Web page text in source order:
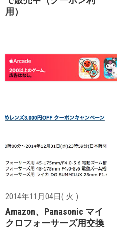
用）
2014年11月04日( 火 )
Amazon、Panasonic マイ
クロフォーサーズ用交換